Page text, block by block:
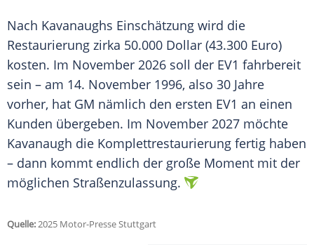
Nach Kavanaughs Einschätzung wird die
Restaurierung zirka 50.000 Dollar (43.300 Euro)
kosten. Im November 2026 soll der EV1 fahrbereit
sein – am 14. November 1996, also 30 Jahre
vorher, hat GM nämlich den ersten EV1 an einen
Kunden übergeben. Im November 2027 möchte
Kavanaugh die Komplettrestaurierung fertig haben
– dann kommt endlich der große Moment mit der
möglichen Straßenzulassung.
Quelle:2025 Motor-Presse Stuttgart